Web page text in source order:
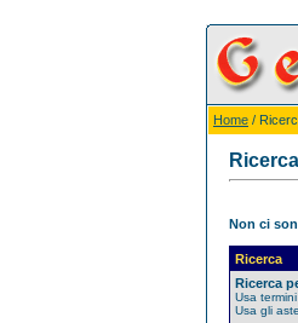
Home /
Ricerca
Non ci
Ricerca
Ricerca
Usa
Usa gli